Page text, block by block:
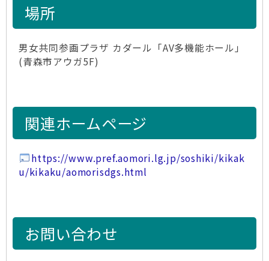
場所
男女共同参画プラザ カダール「AV多機能ホール」
(青森市アウガ5F)
関連ホームページ
https://www.pref.aomori.lg.jp/soshiki/kikak
u/kikaku/aomorisdgs.html
お問い合わせ